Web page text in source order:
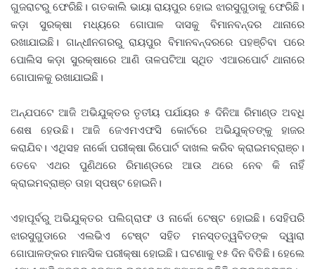
ଗୁଜରାଟରୁ ଫେରିଛି। ଗତକାଲି ଭାୟା ରାୟପୁର ହୋଇ ଝାରସୁଗୁଡାକୁ ଫେରିଛି।
କଡ଼ା ସୁରକ୍ଷା ମଧ୍ୟରେ ଗୋପାଳ ଦାସକୁ ବିମାନବନ୍ଦର ଥାନାରେ
ରଖାଯାଇଛି। ଗାନ୍ଧୀନଗରରୁ ରାୟପୁର ବିମାନବନ୍ଦରରେ ପହଞ୍ଚିବା ପରେ
ପୋଲିସ କଡ଼ା ସୁରକ୍ଷାରେ ଆଣି ତାଳପଟିଆ ସ୍ଥିତ ଏଆରପୋର୍ଟ ଥାନାରେ
ଗୋପାଳକୁ ରଖାଯାଇଛି।
ଅନ୍ଯପଟେ ଆଜି ଅଭିଯୁକ୍ତର ତୃତୀୟ ପର୍ଯାୟର ୫ ଦିନିଆ ରିମାଣ୍ଡ ଅବଧି
ଶେଷ ହେଉଛି। ଆଜି ଜେଏମଏଫସି କୋର୍ଟରେ ଅଭିଯୁକ୍ତଙ୍କୁ ହାଜର
କରାଯିବ। ଏଥିସହ ନାର୍କୋ ପରୀକ୍ଷା ରିପୋର୍ଟ ଦାଖଲ କରିବ କ୍ରାଇମବ୍ରାଞ୍ଚ।
ତେବେ ଏଥର ପୁଣିଥରେ ରିମାଣ୍ଡରେ ଆଉ ଥରେ ନେବ କି ନାହିଁ
କ୍ରାଇମବ୍ରାଞ୍ଚ ତାହା ସ୍ପଷ୍ଟ ହୋଇନି।
ଏହାପୂର୍ବରୁ ଅଭିଯୁକ୍ତର ପଲିଗ୍ରାଫ ଓ ନାର୍କୋ ଟେଷ୍ଟ ହୋଇଛି। ସେହିପରି
ଝାରସୁଗୁଡାରେ ଏଲଭିଏ ଟେଷ୍ଟ ସହିତ ମନସ୍ତତ୍ୱବିତଙ୍କ ଦ୍ୱାରା
ଗୋପାଳଙ୍କର ମାନସିକ ପରୀକ୍ଷା ହୋଇଛି। ଘଟଣାକୁ ୧୫ ଦିନ ବିତିଛି। ହେଲେ